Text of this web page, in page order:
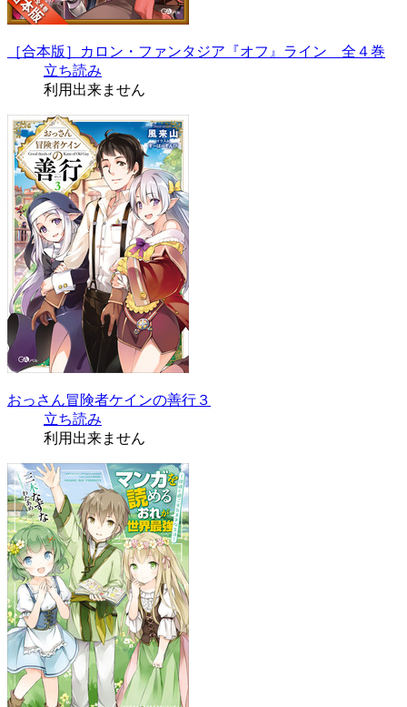
［合本版］カロン・ファンタジア『オフ』ライン 全４巻
立ち読み
利用出来ません
おっさん冒険者ケインの善行３
立ち読み
利用出来ません